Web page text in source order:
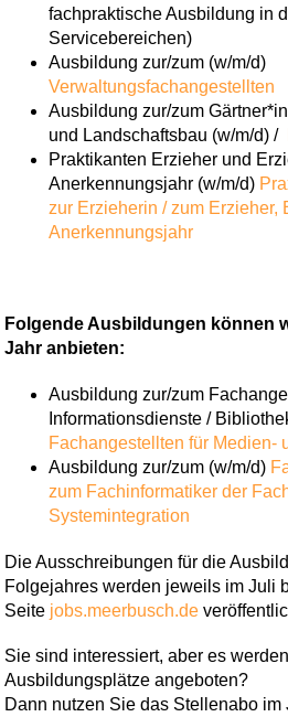
fachpraktische Ausbildung in
Servicebereichen)
Ausbildung zur/zum (w/m/d)
Verwaltungsfachangestellten
Ausbildung zur/zum
und Landschaftsbau (w/m/d) /
Praktikanten Erzieher und
Anerkennungsjahr (w/m/d)
zur Erzieherin / zum Erzieher,
Anerkennungsjahr
Folgende Ausbildungen können
Jahr anbieten:
Ausbildung zur/zum
Informationsdienste /
Fachangestellten für Medien-
Ausbildung zur/zum (w/m/d)
zum Fachinformatiker der
Systemintegration
Die Ausschreibungen für die
Folgejahres werden jeweils im Juli
Seite jobs.meerbusch.de
Sie sind interessiert, aber es
Ausbildungsplätze angeboten?
Dann nutzen Sie das Stellenabo im